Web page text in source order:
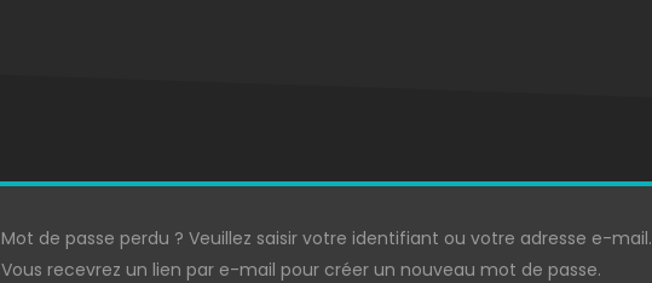
Mot de passe perdu ? Veuillez saisir votre identifiant ou votre adresse e-mail.
Vous recevrez un lien par e-mail pour créer un nouveau mot de passe.